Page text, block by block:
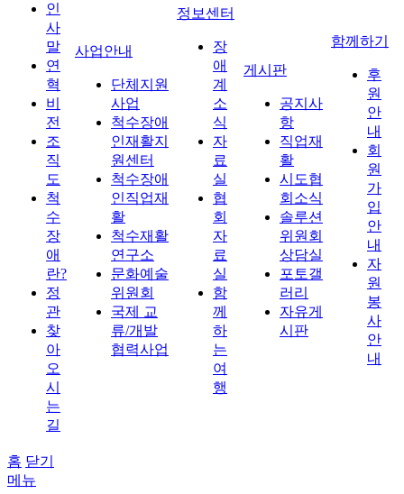
인
사
말
연
혁
비
전
조
직
도
척
수
장
애
란?
정
관
찾
아
오
시
는
길
사업안내
단체지원
사업
척수장애
인재활지
원센터
척수장애
인직업재
활
척수재활
연구소
문화예술
위원회
국제 교
류/개발
협력사업
정보센터
장
애
계
소
식
자
료
실
협
회
자
료
실
함
께
하
는
여
행
게시판
공지사
항
직업재
활
시도협
회소식
솔루션
위원회
상담실
포토갤
러리
자유게
시판
함께하기
후
원
안
내
회
원
가
입
안
내
자
원
봉
사
안
내
홈 닫기
메뉴